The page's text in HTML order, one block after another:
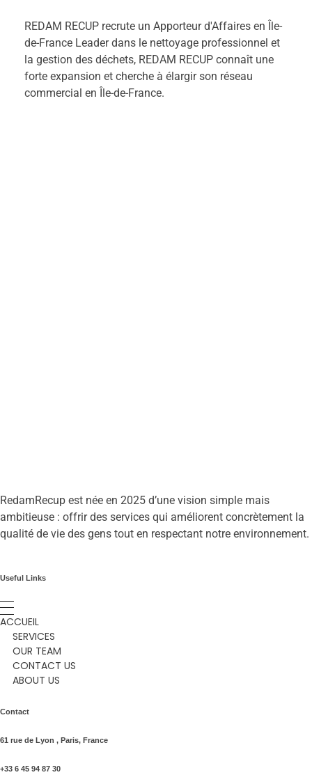
REDAM RECUP recrute un Apporteur d'Affaires en Île-
de-France Leader dans le nettoyage professionnel et
la gestion des déchets, REDAM RECUP connaît une
forte expansion et cherche à élargir son réseau
commercial en Île-de-France.
RedamRecup est née en 2025 d’une vision simple mais
ambitieuse : offrir des services qui améliorent concrètement la
qualité de vie des gens tout en respectant notre environnement.
Useful Links
ACCUEIL
SERVICES
OUR TEAM
CONTACT US
ABOUT US
Contact
61 rue de Lyon , Paris, France
+33 6 45 94 87 30